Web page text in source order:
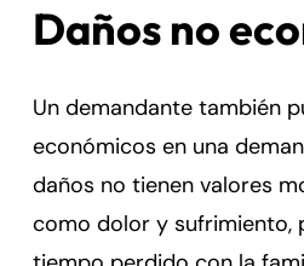
Daños no
Un demandante también
económicos en una
daños no tienen valores
como dolor y sufrimiento,